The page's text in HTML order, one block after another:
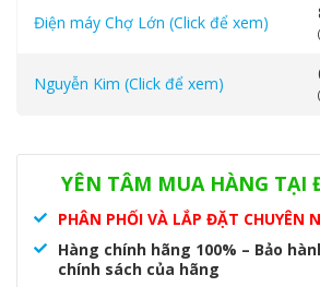
Điện máy Chợ Lớn (Click để xem)
Nguyễn Kim (Click để xem)
Danh mục:Alaska,Tủ đông - tủ mát
YÊN TÂM MUA HÀNG TẠI
PHÂN PHỐI VÀ LẮP ĐẶT CHUYÊN
Hàng chính hãng 100% – Bảo
chính sách của hãng